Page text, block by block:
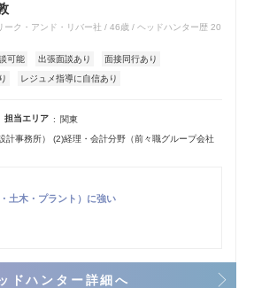
ーク・アンド・リバー社 46歳
ヘッドハンター歴 20
可能
出張面談あり
面接同行あり
レジュメ指導に自信あり
担当エリア 関東
計事務所） (2)経理・会計分野（前々職グループ会社
土木・プラント）に強い
ドハンター詳細へ